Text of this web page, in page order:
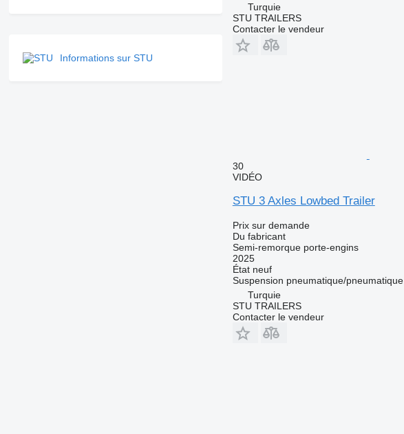
Informations sur STU
Turquie
STU TRAILERS
Contacter le vendeur
30
VIDÉO
STU 3 Axles Lowbed Trailer
Prix sur demande
Du fabricant
Semi-remorque porte-engins
2025
Étatneuf
Suspension pneumatique/pneumatique
Turquie
STU TRAILERS
Contacter le vendeur